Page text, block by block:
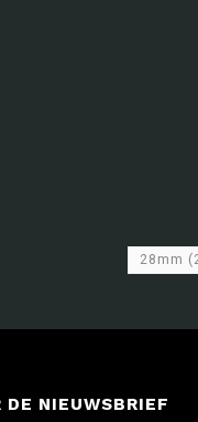
28mm
NIEUWSBRIEF